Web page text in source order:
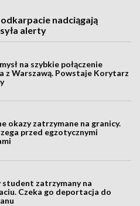
nadciągają
alerty
na szybkie połączenie
z Warszawą. Powstaje Korytarz
okazy zatrzymane na granicy.
przed egzotycznymi
student zatrzymany na
Czeka go deportacja do